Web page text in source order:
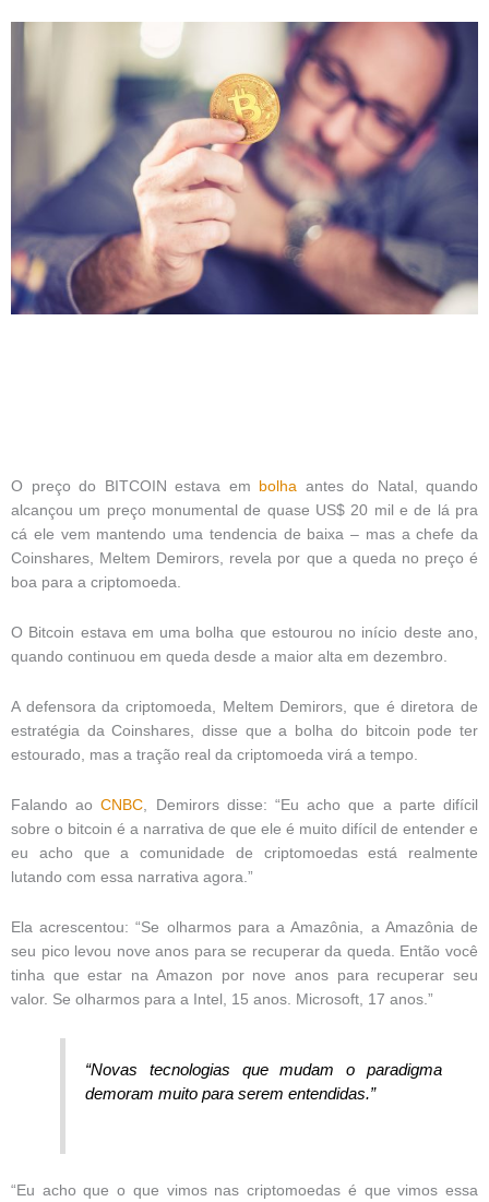
O preço do BITCOIN estava em bolha antes do Natal, quando
alcançou um preço monumental de quase US$ 20 mil e de lá pra
cá ele vem mantendo uma tendencia de baixa – mas a chefe da
Coinshares, Meltem Demirors, revela por que a queda no preço é
boa para a criptomoeda.
O Bitcoin estava em uma bolha que estourou no início deste ano,
quando continuou em queda desde a maior alta em dezembro.
A defensora da criptomoeda, Meltem Demirors, que é diretora de
estratégia da Coinshares, disse que a bolha do bitcoin pode ter
estourado, mas a tração real da criptomoeda virá a tempo.
Falando aoCNBC , Demirors disse: “Eu acho que a parte difícil
sobre o bitcoin é a narrativa de que ele é muito difícil de entender e
eu acho que a comunidade de criptomoedas está realmente
lutando com essa narrativa agora.”
Ela acrescentou: “Se olharmos para a Amazônia, a Amazônia de
seu pico levou nove anos para se recuperar da queda. Então você
tinha que estar na Amazon por nove anos para recuperar seu
valor. Se olharmos para a Intel, 15 anos. Microsoft, 17 anos.”
“Novas tecnologias que mudam o paradigma
demoram muito para serem entendidas.”
“Eu acho que o que vimos nas criptomoedas é que vimos essa